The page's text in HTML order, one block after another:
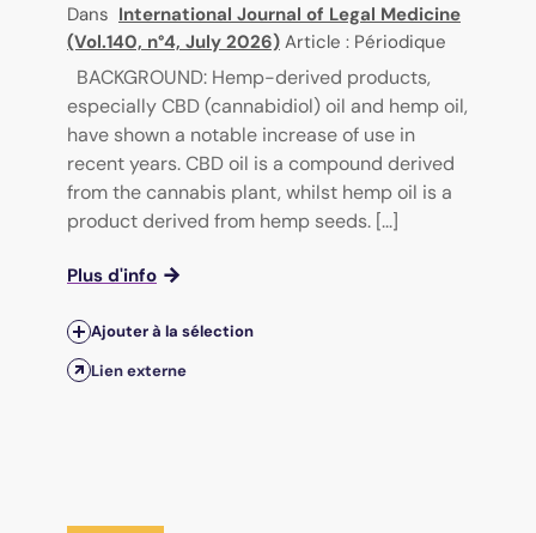
Dans International Journal of Legal Medicine
(Vol.140, n°4, July 2026) Article : Périodique
BACKGROUND: Hemp-derived products,
especially CBD (cannabidiol) oil and hemp oil,
have shown a notable increase of use in
recent years. CBD oil is a compound derived
from the cannabis plant, whilst hemp oil is a
product derived from hemp seeds. [...]
Plus d'info
Ajouter à la sélection
Lien externe